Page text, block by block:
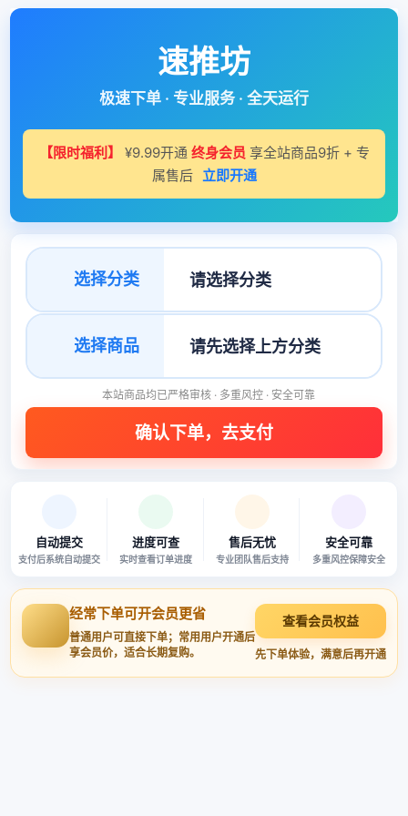
速推坊
极速下单 · 专业服务 · 全天运行
【限时福利】 ¥9.99开通 终身会员 享全站商品9折 + 专
属售后 立即开通
选择分类
选择商品
本站商品均已严格审核 · 多重风控 · 安全可靠
自动提交
支付后系统自动提交
进度可查
实时查看订单进度
售后无忧
专业团队售后支持
安全可靠
多重风控保障安全
经常下单可开会员更省
普通用户可直接下单；常用用户开通后
享会员价，适合长期复购。
查看会员权益
先下单体验，满意后再开通